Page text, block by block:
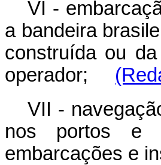
VI -
a bandeira
construída ou
operador;
VII -
nos portos e
embarcações e